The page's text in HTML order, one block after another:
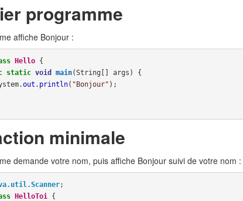
programme
affiche Bonjour :
Hello {
static void main(String [] args )
{
.out . println( "Bonjour" );
minimale
demande votre nom, puis affiche Bonjour suivi de votre nom :
;
HelloToi
{